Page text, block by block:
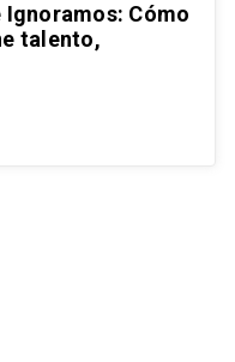
Ignoramos: Cómo
talento,